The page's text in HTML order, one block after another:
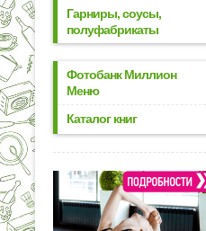
Гарниры, соусы,
полуфабрикаты
Фотобанк Миллион
Меню
Каталог книг